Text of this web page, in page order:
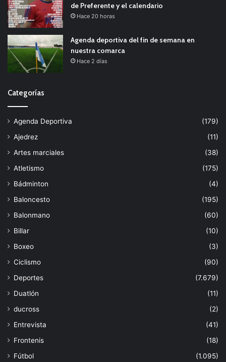
de Preferente y el calendario
Hace 20 horas
Agenda deportiva del fin de semana en
nuestra comarca
Hace 2 días
Categorías
Agenda Deportiva
(179)
Ajedrez
(11)
Artes marciales
(38)
Atletismo
(175)
Bádminton
(4)
Baloncesto
(195)
Balonmano
(60)
Billar
(10)
Boxeo
(3)
Ciclismo
(90)
Deportes
(7.679)
Duatlón
(11)
ducross
(2)
Entrevista
(41)
Frontenis
(18)
Fútbol
(1.095)